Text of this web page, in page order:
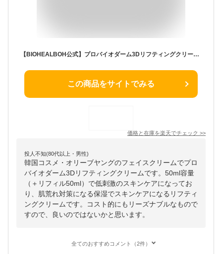
【BIOHEALBOH公式】プロバイオダーム3Dリフティングクリーム50ml(+リフィル50ml)フェイスクリーム部門1位弾力スキンケアバイオヒールボ韓国コスメオリーブヤング【楽天海外通販】
この商品をサイトでみる
価格と在庫を楽天でチェック >>
投人不知(80代以上・男性)
韓国コスメ・オリーブヤングのフェイスクリームでプロ
バイオダーム3Dリフティングクリームです。50ml容量
（＋リフィル50ml）で低刺激のスキンケアになってお
り、肌荒れ対策になる保湿でスキンケアになるリフティ
ングクリームです。コスト的にもリーズナブルなもので
すので、良いのではないかと思います。
全てのおすすめコメント（2件）